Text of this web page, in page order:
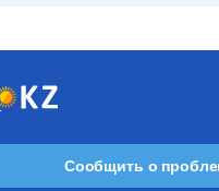
Сообщить о